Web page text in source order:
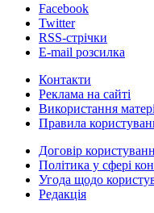
Facebook
Twitter
RSS-стрічки
E-mail розсилка
Контакти
Реклама на сайті
Використання
Правила
Договір
Політика у сфері
Угода щодо
Редакція